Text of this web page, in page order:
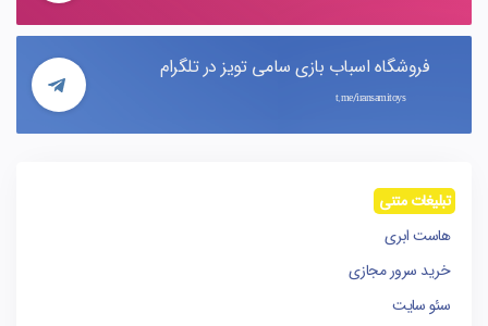
فروشگاه اسباب بازی سامی تویز در تلگرام
t.me/iransamitoys
تبلیغات متنی
هاست ابری
خرید سرور مجازی
سئو سایت